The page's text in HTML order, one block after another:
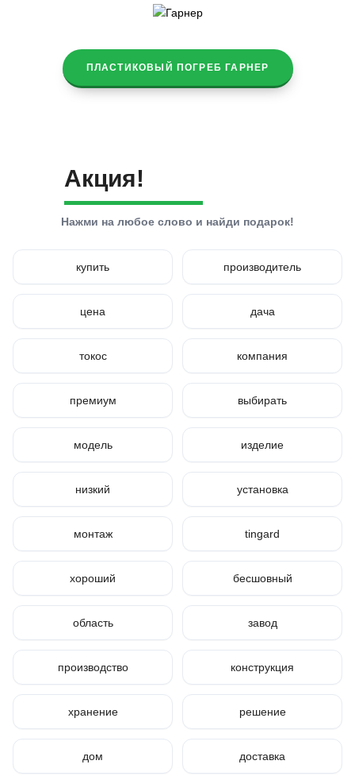
ПЛАСТИКОВЫЙ ПОГРЕБ ГАРНЕР
Акция!
Нажми на любое слово и найди подарок!
купить производитель
цена дача
токос компания
премиум выбирать
модель изделие
низкий установка
монтаж tingard
хороший бесшовный
область завод
производство конструкция
хранение решение
дом доставка